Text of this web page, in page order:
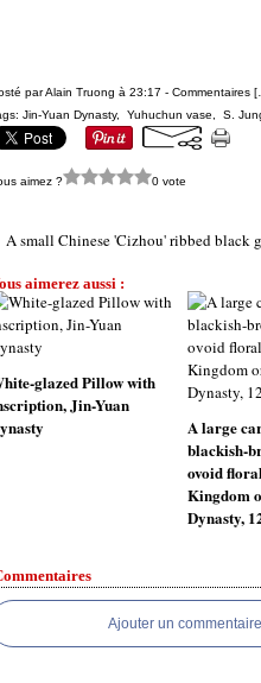
par Alain Truong à 23:17 - Commentaires [
Jin-Yuan Dynasty, Yuhuchun vase S.
aimez ? 0 vote
aimerez aussi :
glazed Pillow with
Jin-Yuan
A large
blackish-
ovoid
Kingdom
Dynasty,
Ajouter un commentaire